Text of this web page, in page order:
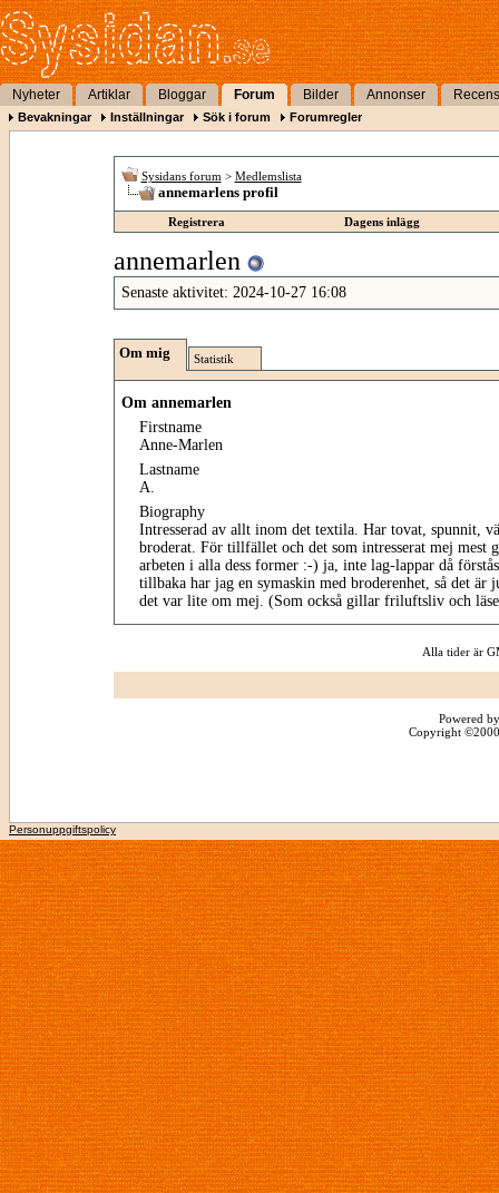
Nyheter Artiklar Bloggar Forum Bilder Annonser
Bevakningar Inställningar Sök i forum Forumregler
Sysidans forum > Medlemslista
annemarlens profil
Registrera Dagens inlägg
annemarlen
Senaste aktivitet: 2024-10-27 16:08
Om mig Statistik
Om annemarlen
Firstname
Anne-Marlen
Lastname
A.
Biography
Intresserad av allt inom det textila. Har tovat, spunnit,
broderat. För tillfället och det som intresserat mej mest
arbeten i alla dess former :-) ja, inte lag-lappar då
tillbaka har jag en symaskin med broderenhet, så det är
det var lite om mej. (Som också gillar friluftsliv och
Alla tider är
Powered
Copyright
Personuppgiftspolicy